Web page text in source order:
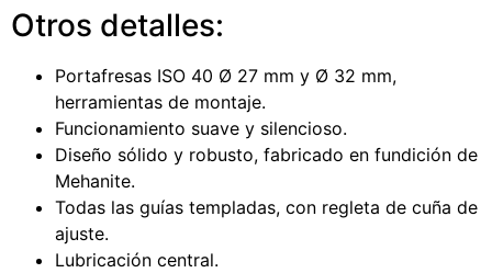
Otros detalles:
Portafresas ISO 40 Ø 27 mm y Ø 32 mm,
herramientas de montaje.
Funcionamiento suave y silencioso.
Diseño sólido y robusto, fabricado en fundición de
Mehanite.
Todas las guías templadas, con regleta de cuña de
ajuste.
Lubricación central.